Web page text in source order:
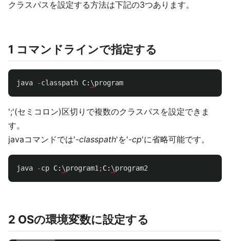
クラスパスを設定する方法は下記の3つあります。
1 コマンドラインで指定する
java -classpath C: \program
';'(セミコロン)区切りで複数のクラスパスを設定できま
す。
javaコマンドでは'-classpath'を'-cp'に省略可能です。
java -cp C: \program1 ;C: \program2
2 OSの環境変数に設定する